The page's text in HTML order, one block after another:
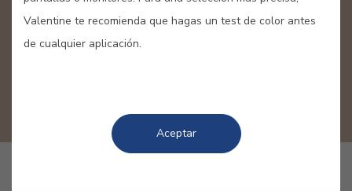
decoración
Aquí encontrarás ideas originales y soluciones
Valentine te recomienda que hagas un test de color antes
de cualquier aplicación.
Aceptar